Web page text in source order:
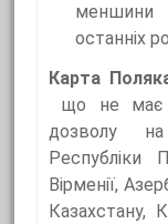
меншини
останніх
Карта
що не має
дозволу
Республіки
Вірменії,
Казахстану,